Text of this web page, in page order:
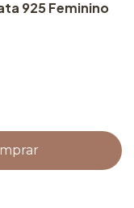
925 Feminino